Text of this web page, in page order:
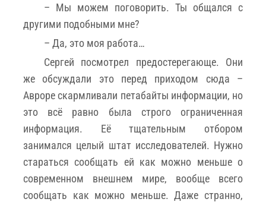
– Мы можем поговорить. Ты общался с
другими подобными мне?
– Да, это моя работа…
Сергей посмотрел предостерегающе. Они
же обсуждали это перед приходом сюда –
Авроре скармливали петабайты информации, но
это всё равно была строго ограниченная
информация. Её тщательным отбором
занимался целый штат исследователей. Нужно
стараться сообщать ей как можно меньше о
современном внешнем мире, вообще всего
сообщать как можно меньше. Даже странно,